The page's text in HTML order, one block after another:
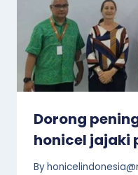
Dorong
honicel jajaki
By